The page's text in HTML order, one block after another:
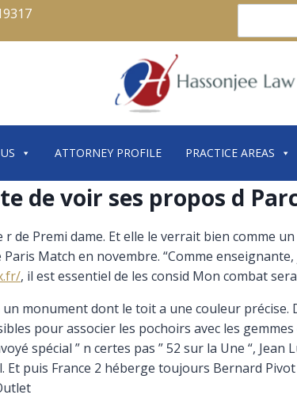
ATTORNEY PROFILE PRACTICE AREAS
de voir ses propos d
de Premi dame. Et elle le verrait bien comme
Match en novembre. “Comme
, il est essentiel de les consid Mon combat
monument dont le toit a une couleur précise.
pour associer les pochoirs avec les
spécial ” n certes pas ” 52 sur la Une “,
Et puis France 2 héberge toujours Bernard